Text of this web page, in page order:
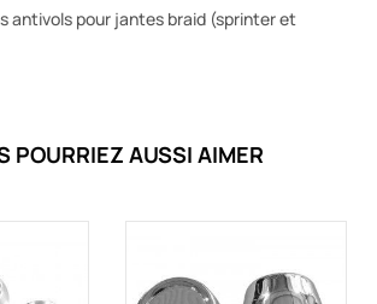
antivols pour jantes braid (sprinter et
POURRIEZ AUSSI AIMER